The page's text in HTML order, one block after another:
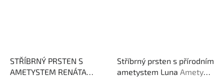
STŘÍBRNÝ PRSTEN S
AMETYSTEM RENÁTA
Stříbrný prsten s přírodním
ametystem Luna Ametyst